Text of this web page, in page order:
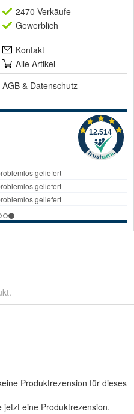
2470 Verkäufe
Gewerblich
Kontakt
Alle Artikel
AGB & Datenschutz
Produktrezension für dieses
jetzt eine Produktrezension.